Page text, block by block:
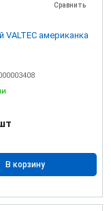
Сравнить
американка
В корзину